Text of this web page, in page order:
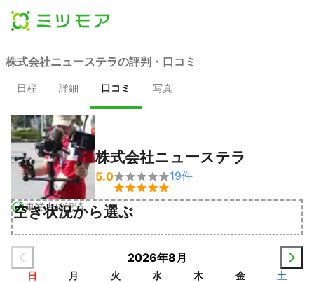
株式会社ニューステラの評判・口コミ
日程 詳細 口コミ 写真
事業者確認済
株式会社ニューステラ
5.0

19件
空き状況から選ぶ
2026年8月
日 月 火 水 木 金 土